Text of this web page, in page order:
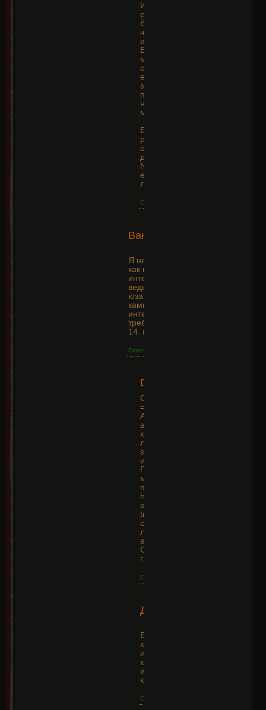
Играть
реально, но
будет теряться
часть
атмосферы.
Всё остальное
можно понять и
с англ., даже
если его не
знаешь. Заодно
подтянешь
некоторые
мелочи )
Был
руссификатор
отдельно
диалогов с
NPC. Ставишь
его, и вообще
лафа.
Ответить
ВанКук
Я не могу понять,
как мне прокачать
интеллект у
ведьмы, я не могу
юзать зеленые
камни, и за низкого
интеллекта. Камень
требует 33 а у меня
14. подскажите плз.
Ответить
Dan
Стартовый интелект у Ведьмы
=)
А вот ловкость 14. Будьте
внимательнее. Как писал
комментатор выше, зеленые -
ловкость. Правда некоторые
зеленые имеют требования к
интелекту.
Поднять количество ловкости
можно вещами или через
пассивных скиллов.
http://www.pathofexile.com/
skill-
tree/
самый простой выход в ветку с
ловкостью, если пойти оттуда
вверх там есть +30 к ловкости.
Суммарно выйдет 64. Этого за
глаза достаточно любой
Ответить
Димарик
Если зеленый
камень, то тебе не
интеллект нужно
качать а ловкость,
интеллект это синие
камни
Ответить